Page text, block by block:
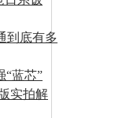
到底有多
“蓝芯”
实拍解